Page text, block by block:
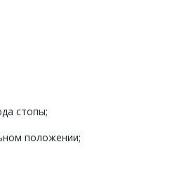
стопы;
положении;